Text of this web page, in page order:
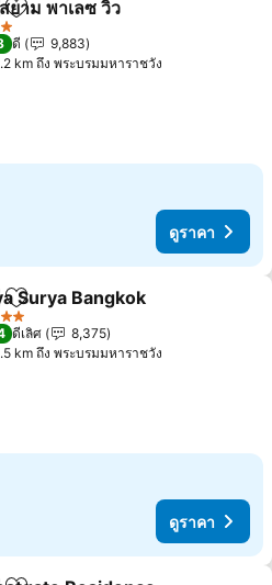
เพิ่มในรายการโปรด
ยาม พาเลซ วิว
ว
ดี
9,883
km ถึง พระบรมมหาราชวัง
ดูราคา
เพิ่มในรายการโปรด
Surya Bangkok
ว
ดีเลิศ
8,375
km ถึง พระบรมมหาราชวัง
ดูราคา